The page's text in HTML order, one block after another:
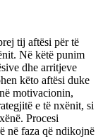
tij aftësi për të
Në këtë punim
dhe arritjeve
këto aftësi duke
motivacionin,
e të nxënit, si
Procesi
në faza që ndikojnë